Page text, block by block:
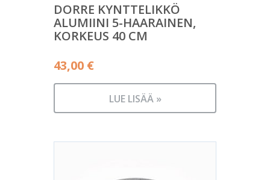
DORRE KYNTTELIKKÖ
ALUMIINI 5-HAARAINEN,
KORKEUS 40 CM
43,00 €
LUE LISÄÄ »